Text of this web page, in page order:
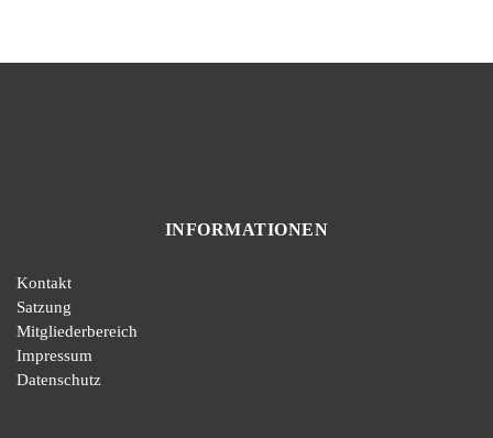
INFORMATIONEN
Kontakt
Satzung
Mitgliederbereich
Impressum
Datenschutz